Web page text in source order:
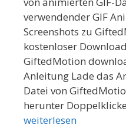
verwendender GIF
Screenshots zu
kostenloser
GiftedMotion
Anleitung Lade das
Datei von
herunter
weiterlesen